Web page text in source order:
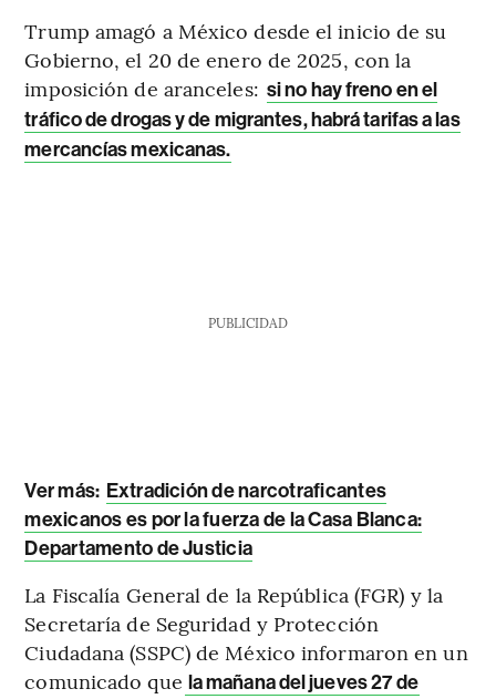
Trump amagó a México desde el inicio de su
Gobierno, el 20 de enero de 2025, con la
imposición de aranceles: si no hay freno en el
tráfico de drogas y de migrantes, habrá tarifas a las
mercancías mexicanas.
PUBLICIDAD
Ver más: Extradición de narcotraficantes
mexicanos es por la fuerza de la Casa Blanca:
Departamento de Justicia
La Fiscalía General de la República (FGR) y la
Secretaría de Seguridad y Protección
Ciudadana (SSPC) de México informaron en un
comunicado que la mañana del jueves 27 de